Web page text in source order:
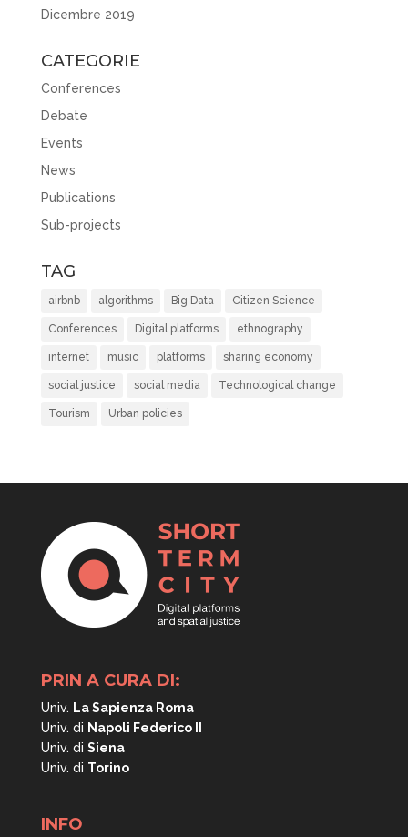
Dicembre 2019
CATEGORIE
Conferences
Debate
Events
News
Publications
Sub-projects
TAG
airbnb algorithms Big Data Citizen Science
Conferences Digital platforms ethnography
internet music platforms sharing economy
social justice social media Technological change
Tourism Urban policies
PRIN A CURA DI:
Univ. La Sapienza Roma
Univ. di Napoli Federico II
Univ. di Siena
Univ. di Torino
INFO